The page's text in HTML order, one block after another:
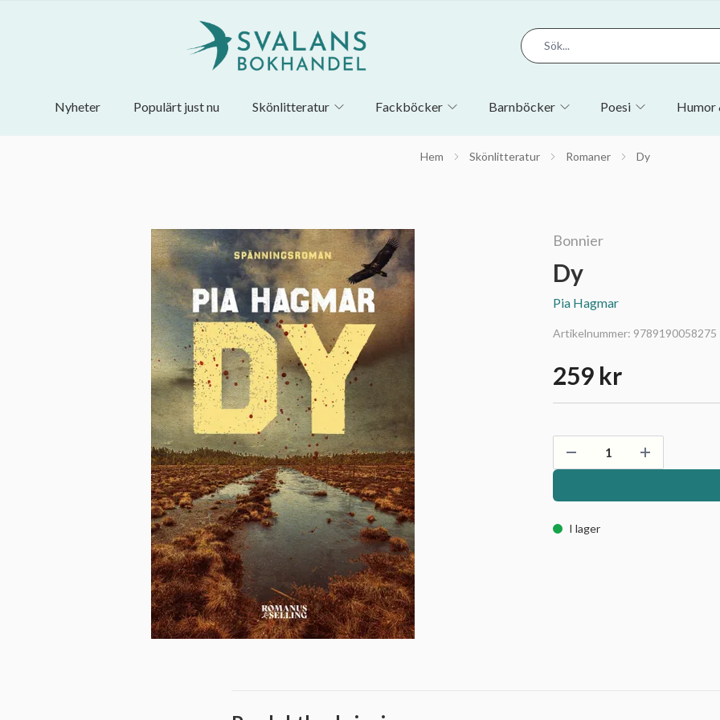
Nyheter Populärt just nu Skönlitteratur Fackböcker Barnböcker Poesi Humor
Hem Skönlitteratur Romaner Dy
Bonnier
Dy
Pia Hagmar
Artikelnummer: 9789190058275
259 kr
I lager